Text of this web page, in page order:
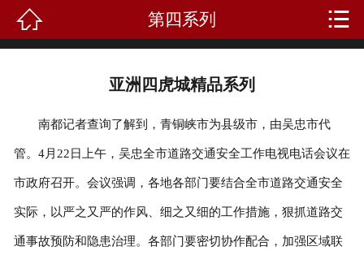
新闻资讯
成功案例
 第四系列 
亚洲四虎城精品系列
南都记者查询了解到，青铜峡市为县级市，由吴忠市代
管。4月22日上午，吴忠全市道路交通安全工作电视电话会议在
市政府召开。会议强调，各地各部门要结合全市道路交通安全
实际，以严之又严的作风、细之又细的工作措施，狠抓道路交
通事故预防和隐患治理。各部门要密切协作配合，加强区域联